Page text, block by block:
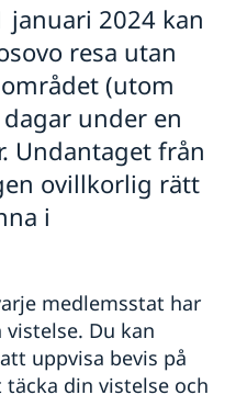
Kosovo
Kosovo
januari 2024 kan
resa utan
(utom
under en
Undantaget från
ovillkorlig rätt
i
medlemsstat har
Du kan
uppvisa bevis på
din vistelse och